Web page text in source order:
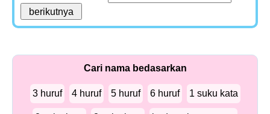
Cari nama bedasarkan
3 huruf 4 huruf 5 huruf 6 huruf 1 suku kata